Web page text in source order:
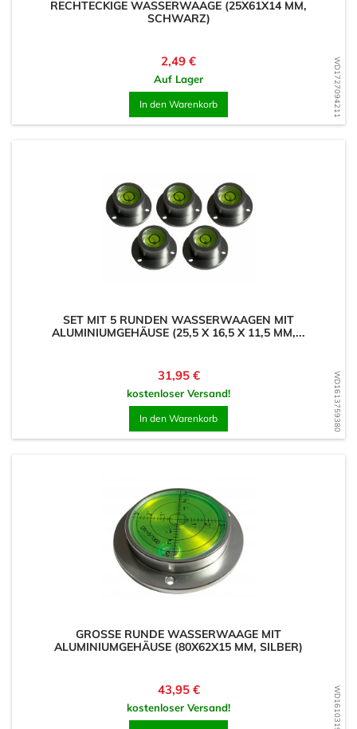
WD1727094211
RECHTECKIGE WASSERWAAGE (25X61X14 MM,
SCHWARZ)
Preis
2,49 €
Auf Lager
In den Warenkorb
WD1613759380
SET MIT 5 RUNDEN WASSERWAAGEN MIT
ALUMINIUMGEHÄUSE (25,5 X 16,5 X 11,5 MM,...
Preis
31,95 €
kostenloser Versand!
In den Warenkorb
WD1610319074
GROSSE RUNDE WASSERWAAGE MIT A
LUMINIUMGEHÄUSE (80X62X15 MM, SILBER)
Preis
43,95 €
kostenloser Versand!